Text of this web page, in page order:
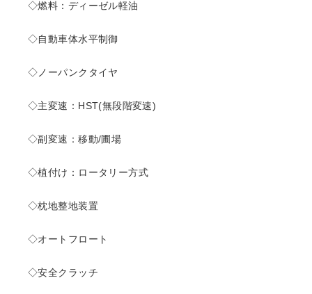
◇燃料：ディーゼル軽油
◇自動車体水平制御
◇ノーパンクタイヤ
◇主変速：HST(無段階変速)
◇副変速：移動/圃場
◇植付け：ロータリー方式
◇枕地整地装置
◇オートフロート
◇安全クラッチ